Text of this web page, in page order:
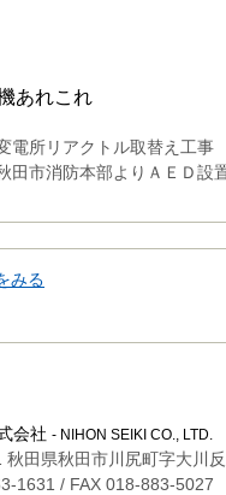
あれこれ
所リアクトル取替え工事
市消防本部よりＡＥＤ設
みる
会社 - NIHON SEIKI CO., LTD.
秋田県秋田市川尻町字大川
1631 / FAX 018-883-5027